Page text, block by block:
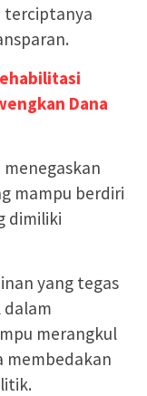
terciptanya
Dana
menegaskan
mampu berdiri
dimiliki
yang tegas
dalam
merangkul
membedakan